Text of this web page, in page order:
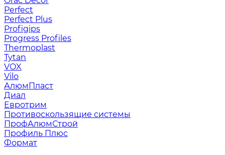
Perfect
Perfect Plus
Profigips
Progress Profiles
Thermoplast
Tytan
VOX
Vilo
АлюмПласт
Диал
Евротрим
Противоскользящие системы
ПрофАлюмСтрой
Профиль Плюс
Формат